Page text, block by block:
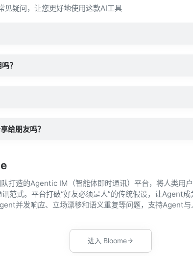
见疑问，让您更好地使用这款AI工具
？
给朋友吗？
打造的Agentic IM（智能体即时通讯）平台，将人类用
范式。平台打破“好友必须是人”的传统假设，让Agent
并发响应、立场漂移和语义重复等问题，支持Agent与
进入 Bloome